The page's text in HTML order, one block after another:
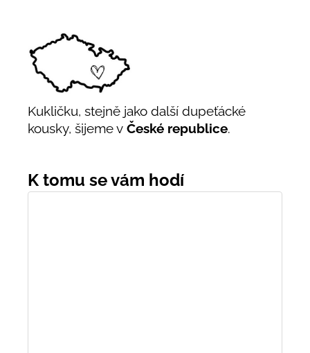
Kukličku, stejně jako další dupeťácké
kousky, šijeme v České republice.